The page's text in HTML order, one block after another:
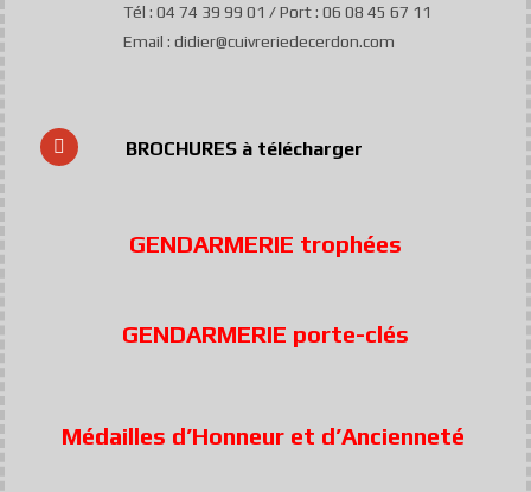
Tél : 04 74 39 99 01 / Port : 06 08 45 67 11
Email : didier@cuivreriedecerdon.com
BROCHURES à télécharger
GENDARMERIE trophées
GENDARMERIE porte-clés
Médailles d’Honneur et d’Ancienneté